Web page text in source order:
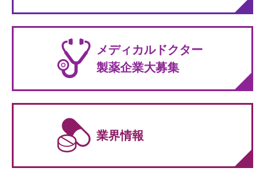
メディカルドクター
製薬企業大募集
業界情報